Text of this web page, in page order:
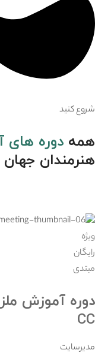
شروع کنید
همه دوره های
هنرمندان
ویژه
رایگان
مبتدی
CC
مدیرسایت